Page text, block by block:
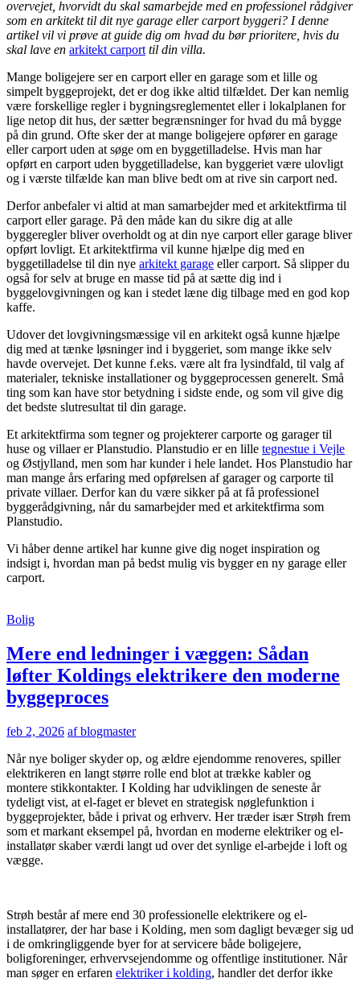
overvejet, hvorvidt du skal samarbejde med en professionel rådgiver
som en arkitekt til dit nye garage eller carport byggeri? I denne
artikel vil vi prøve at guide dig om hvad du bør prioritere, hvis du
skal lave en arkitekt carport til din villa.
Mange boligejere ser en carport eller en garage som et lille og
simpelt byggeprojekt, det er dog ikke altid tilfældet. Der kan nemlig
være forskellige regler i bygningsreglementet eller i lokalplanen for
lige netop dit hus, der sætter begrænsninger for hvad du må bygge
på din grund. Ofte sker der at mange boligejere opfører en garage
eller carport uden at søge om en byggetilladelse. Hvis man har
opført en carport uden byggetilladelse, kan byggeriet være ulovligt
og i værste tilfælde kan man blive bedt om at rive sin carport ned.
Derfor anbefaler vi altid at man samarbejder med et arkitektfirma til
carport eller garage. På den måde kan du sikre dig at alle
byggeregler bliver overholdt og at din nye carport eller garage bliver
opført lovligt. Et arkitektfirma vil kunne hjælpe dig med en
byggetilladelse til din nye arkitekt garage eller carport. Så slipper du
også for selv at bruge en masse tid på at sætte dig ind i
byggelovgivningen og kan i stedet læne dig tilbage med en god kop
kaffe.
Udover det lovgivningsmæssige vil en arkitekt også kunne hjælpe
dig med at tænke løsninger ind i byggeriet, som mange ikke selv
havde overvejet. Det kunne f.eks. være alt fra lysindfald, til valg af
materialer, tekniske installationer og byggeprocessen generelt. Små
ting som kan have stor betydning i sidste ende, og som vil give dig
det bedste slutresultat til din garage.
Et arkitektfirma som tegner og projekterer carporte og garager til
huse og villaer er Planstudio. Planstudio er en lille tegnestue i Vejle
og Østjylland, men som har kunder i hele landet. Hos Planstudio har
man mange års erfaring med opførelsen af garager og carporte til
private villaer. Derfor kan du være sikker på at få professionel
byggerådgivning, når du samarbejder med et arkitektfirma som
Planstudio.
Vi håber denne artikel har kunne give dig noget inspiration og
indsigt i, hvordan man på bedst mulig vis bygger en ny garage eller
carport.
Bolig
Mere end ledninger i væggen: Sådan
løfter Koldings elektrikere den moderne
byggeproces
feb 2, 2026 af blogmaster
Når nye boliger skyder op, og ældre ejendomme renoveres, spiller
elektrikeren en langt større rolle end blot at trække kabler og
montere stikkontakter. I Kolding har udviklingen de seneste år
tydeligt vist, at el-faget er blevet en strategisk nøglefunktion i
byggeprojekter, både i privat og erhverv. Her træder især Strøh frem
som et markant eksempel på, hvordan en moderne elektriker og el-
installatør skaber værdi langt ud over det synlige el-arbejde i loft og
vægge.
Strøh består af mere end 30 professionelle elektrikere og el-
installatører, der har base i Kolding, men som dagligt bevæger sig ud
i de omkringliggende byer for at servicere både boligejere,
boligforeninger, erhvervsejendomme og offentlige institutioner. Når
man søger en erfaren elektriker i kolding, handler det derfor ikke